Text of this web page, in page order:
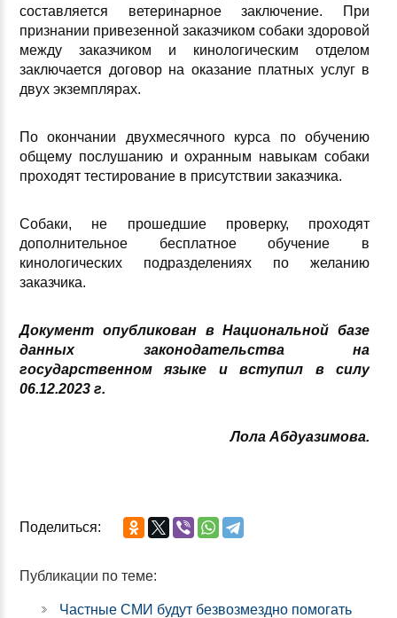
составляется ветеринарное заключение. При
признании привезенной заказчиком собаки здоровой
между заказчиком и кинологическим отделом
заключается договор на оказание платных услуг в
двух экземплярах.
По окончании двухмесячного курса по обучению
общему послушанию и охранным навыкам собаки
проходят тестирование в присутствии заказчика.
Собаки, не прошедшие проверку, проходят
дополнительное бесплатное обучение в
кинологических подразделениях по желанию
заказчика.
Документ опубликован в Национальной базе
данных законодательства на
государственном языке и вступил в силу
06.12.2023 г.
Лола Абдуазимова.
Поделиться:
Публикации по теме:
Частные СМИ будут безвозмездно помогать